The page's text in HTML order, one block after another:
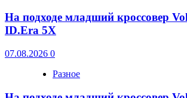
На подходе младший кроссовер
ID.Era 5X
07.08.2026 0
Разное